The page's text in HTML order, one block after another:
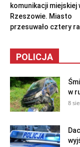
komunikacji miejskiej
Rzeszowie. Miasto
przesuwało cztery
POLICJA
w
8